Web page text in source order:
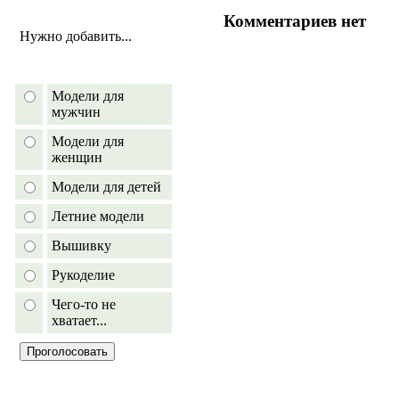
Нужно добавить...
Модели для
мужчин
Модели для
женщин
Модели для детей
Летние модели
Вышивку
Рукоделие
Чего-то не
хватает...
Комментариев нет